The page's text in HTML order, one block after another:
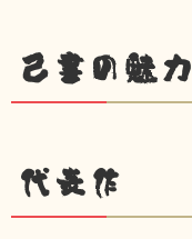
己書の魅力
代表作